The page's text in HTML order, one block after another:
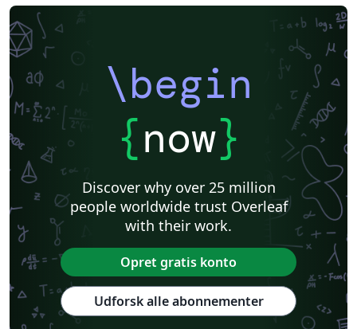
\begin
{now}
Discover why over 25 million
people worldwide trust Overleaf
with their work.
Opret gratis konto
Udforsk alle abonnementer